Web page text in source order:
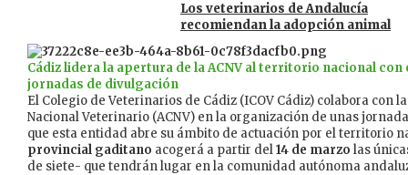
Los veterinarios de Andalucía
recomiendan la adopción animal
Cádiz lidera la apertura de la ACNV al territorio nacional
jornadas de divulgación
El Colegio de Veterinarios de Cádiz (ICOV Cádiz) colabora con
Nacional Veterinario (ACNV) en la organización de unas
que esta entidad abre su ámbito de actuación por el territorio
provincial gaditano acogerá a partir del14 de marzo las
de siete- que tendrán lugar en la comunidad autónoma